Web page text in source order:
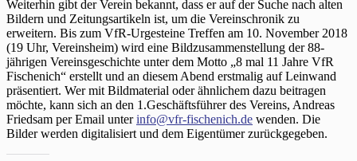
Weiterhin gibt der Verein bekannt, dass er auf der Suche nach alten
Bildern und Zeitungsartikeln ist, um die Vereinschronik zu
erweitern. Bis zum VfR-Urgesteine Treffen am 10. November 2018
(19 Uhr, Vereinsheim) wird eine Bildzusammenstellung der 88-
jährigen Vereinsgeschichte unter dem Motto „8 mal 11 Jahre VfR
Fischenich“ erstellt und an diesem Abend erstmalig auf Leinwand
präsentiert. Wer mit Bildmaterial oder ähnlichem dazu beitragen
möchte, kann sich an den 1.Geschäftsführer des Vereins, Andreas
Friedsam per Email unterinfo@vfr-fischenich.de wenden. Die
Bilder werden digitalisiert und dem Eigentümer zurückgegeben.